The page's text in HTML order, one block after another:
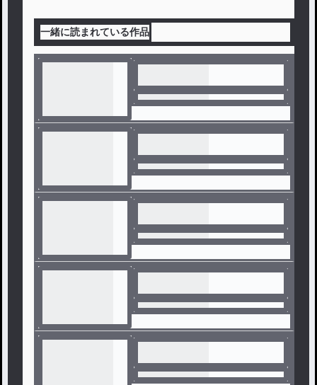
一緒に読まれている作品